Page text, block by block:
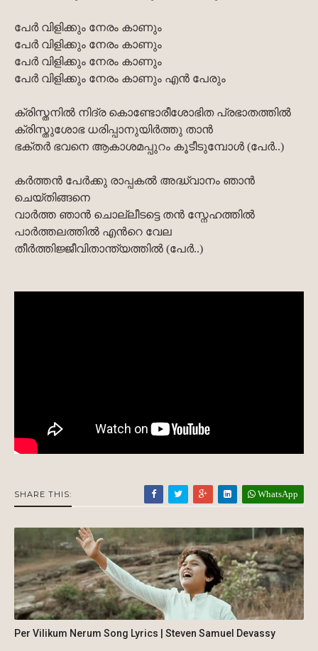
പേര്‍ വിളിക്കും നേരം കാണും
പേര്‍ വിളിക്കും നേരം കാണും
പേര്‍ വിളിക്കും നേരം കാണും
പേര്‍ വിളിക്കും നേരം കാണും എന്‍ പേരും
ക്രിസ്തനില്‍ നിദ്ര കൊണ്ടോരീശോഭിത പ്രഭാതത്തില്‍
ക്രിസ്തുശോഭ ധരിപ്പാനുയിര്‍ത്തു താന്‍
ഭക്തര്‍ ഭവനെ ആകാശമപ്പുറം കൂടീടുമ്പോള്‍ (പേര്‍..)
കര്‍ത്തന്‍ പേര്‍ക്കു രാപ്പകല്‍ അദ്ധ്വാനം ഞാന്‍
ചെയ്തിങ്ങനെ
വാര്‍ത്ത ഞാന്‍ ചൊല്ലീടട്ടെ തന്‍ സ്നേഹത്തില്‍
പാര്‍ത്തലത്തില്‍ എന്‍റെ വേല
തീര്‍ത്തിജ്ജീവിതാന്ത്യത്തില്‍ (പേര്‍..)
SHARE THIS: WhatsApp
Per Vilikum Nerum Song Lyrics | Steven Samuel Devassy